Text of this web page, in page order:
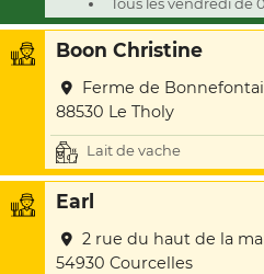
Boon Christine
Ferme de
88530 Le Tholy
Lait de vache
Earl
2 rue du haut de la
54930 Courcelles